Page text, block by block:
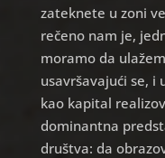
zateknete u zoni
rečeno nam je,
moramo da
usavršavajući se, i
kao kapital
dominantna
društva: da